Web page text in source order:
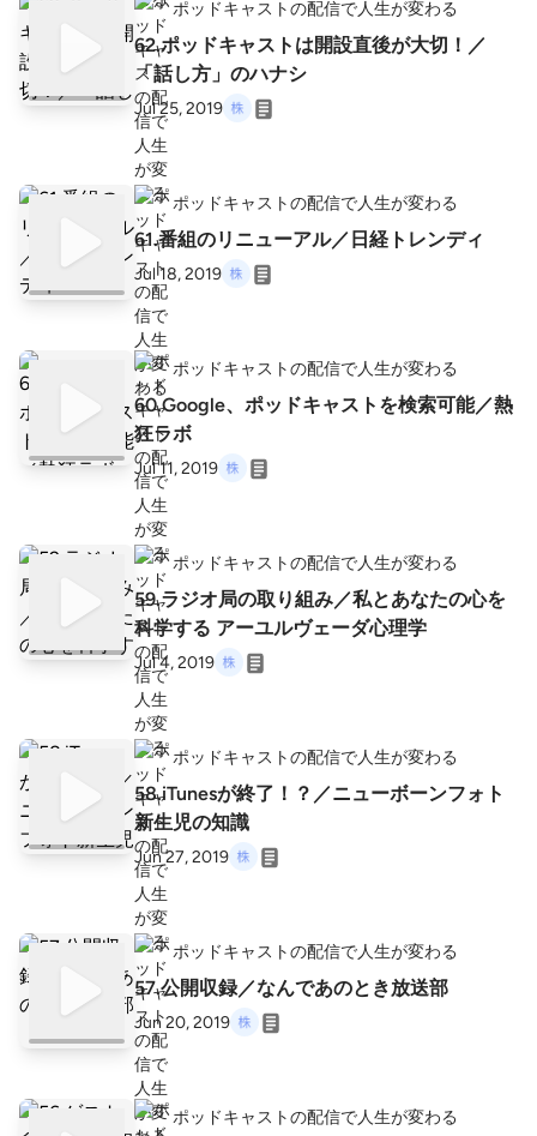
ポッドキャストの配信で人生が変わる
62.ポッドキャストは開設直後が大切！／
「話し方」のハナシ
Jul 25, 2019
ポッドキャストの配信で人生が変わる
61.番組のリニューアル／日経トレンディ
Jul 18, 2019
ポッドキャストの配信で人生が変わる
60.Google、ポッドキャストを検索可能／熱
狂ラボ
Jul 11, 2019
ポッドキャストの配信で人生が変わる
59.ラジオ局の取り組み／私とあなたの心を
科学する アーユルヴェーダ心理学
Jul 4, 2019
ポッドキャストの配信で人生が変わる
58.iTunesが終了！？／ニューボーンフォト
新生児の知識
Jun 27, 2019
ポッドキャストの配信で人生が変わる
57.公開収録／なんであのとき放送部
Jun 20, 2019
ポッドキャストの配信で人生が変わる